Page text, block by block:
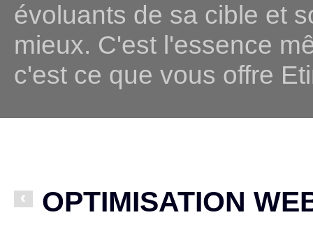
évoluants de sa cible et
mieux. C'est l'essence
c'est ce que vous offre
OPTIMISATION